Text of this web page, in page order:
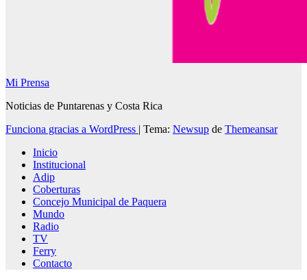
Mi Prensa
Noticias de Puntarenas y Costa Rica
Funciona gracias a WordPress | Tema: Newsup de Themeansar
Inicio
Institucional
Adip
Coberturas
Concejo Municipal de Paquera
Mundo
Radio
TV
Ferry
Contacto